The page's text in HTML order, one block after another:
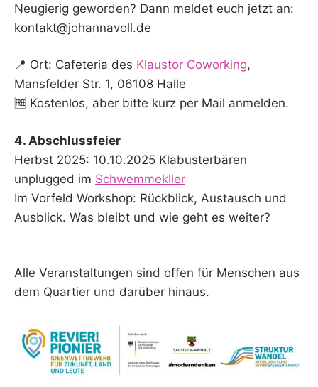
Neugierig geworden? Dann meldet euch jetzt an:
kontakt@johannavoll.de
📍 Ort: Cafeteria des Klaustor Coworking,
Mansfelder Str. 1, 06108 Halle
🆓 Kostenlos, aber bitte kurz per Mail anmelden.
4. Abschlussfeier
Herbst 2025: 10.10.2025 Klabusterbären
unplugged im Schwemmekller
Im Vorfeld Workshop: Rückblick, Austausch und
Ausblick. Was bleibt und wie geht es weiter?
Alle Veranstaltungen sind offen für Menschen aus
dem Quartier und darüber hinaus.